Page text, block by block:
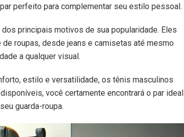
perfeito para complementar seu estilo pessoal.
principais motivos de sua popularidade. Eles
roupas, desde jeans e camisetas até mesmo
a qualquer visual.
estilo e versatilidade, os tênis masculinos
você certamente encontrará o par ideal
guarda-roupa.